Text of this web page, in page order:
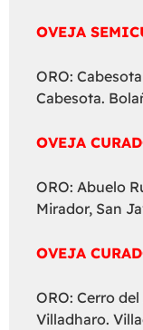
OVEJA
ORO:
Cabesota.
OVEJA
ORO: Abuelo
Mirador, San
OVEJA
ORO: Cerro
Villadharo.